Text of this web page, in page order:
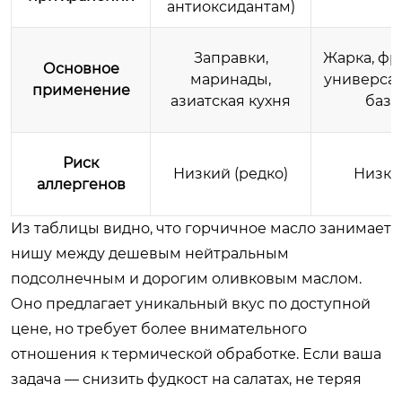
антиоксидантам)
Основное
применение
Заправки,
маринады,
азиатская кухня
Жарка,
база
Риск
аллергенов
Низкий (редко)
Из таблицы видно, что горчичное масло занимает
нишу между дешевым нейтральным
подсолнечным и дорогим оливковым маслом.
Оно предлагает уникальный вкус по доступной
цене, но требует более внимательного
отношения к термической обработке. Если ваша
задача — снизить фудкост на салатах, не теряя